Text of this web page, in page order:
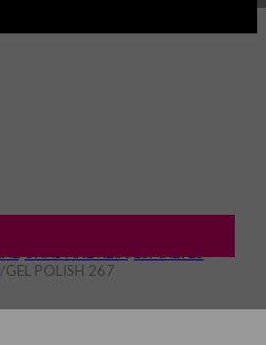
/GEL POLISH 267